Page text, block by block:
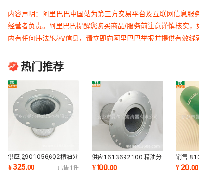
内容声明：阿里巴巴中国站为第三方交易平台及互联网信息
经营者负责。阿里巴巴提醒您购买商品/服务前注意谨慎核实
内有任何违法/侵权信息，请立即向阿里巴巴举报并提供有效线
热门推荐
供应 2901056602精油分
离器适用GA37油气分离器
分芯油精分油分芯
¥325.00 已售 1件
供应1613692100 精油分
离器油水分离器滤芯 油气
分离滤芯油分芯
¥100.00
销售
滤器滤
油过滤器
¥20.00